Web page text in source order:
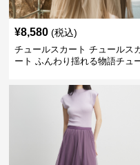
¥8,580 (税込)
チュールスカート チュールス
ート ふんわり揺れる物語チュ